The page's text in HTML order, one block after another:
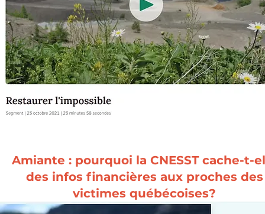
Amiante : pourquoi la CNESST cache-t-
des infos financières aux proches des
victimes québécoises?